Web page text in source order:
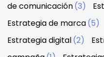
de comunicación(3)
Estrategia de marca(5)
Estrategia digital(2)